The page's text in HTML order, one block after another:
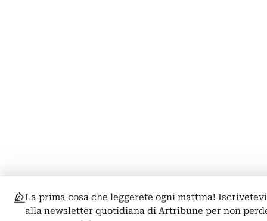
La prima cosa che leggerete ogni mattina! Iscrivetevi
alla newsletter quotidiana di Artribune per non